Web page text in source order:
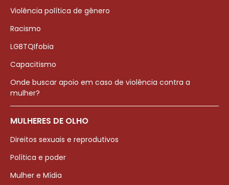
Violência política de gênero
Racismo
LGBTQIfobia
Capacitismo
Onde buscar apoio em caso de violência contra a
mulher?
MULHERES DE OLHO
Direitos sexuais e reprodutivos
Política e poder
Mulher e Mídia